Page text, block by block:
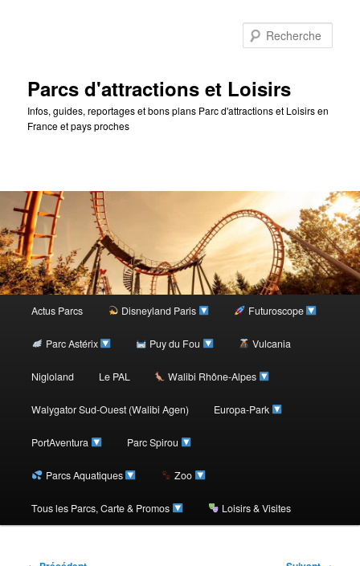
Parcs d'attractions et Loisirs
Infos, guides, reportages et bons plans Parc d'attractions et Loisirs en
France et pays proches
Menu
Aller
contenu
Actus Parcs Disneyland Paris Futuroscope
Parc Astérix Puy du Fou Vulcania
Nigloland Le PAL Walibi Rhône-Alpes
Walygator Sud-Ouest (Walibi Agen) Europa-Park
PortAventura Parc Spirou
Parcs Aquatiques Zoo
Tous les Parcs, Carte & Promos Loisirs & Visites